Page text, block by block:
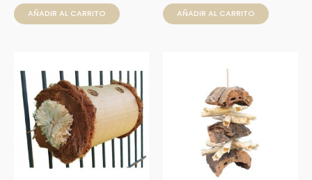
AÑADIR AL CARRITO AÑADIR AL CARRITO